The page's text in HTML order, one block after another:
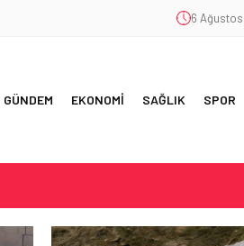
6
GÜNDEM EKONOMİ SAĞLIK SPOR